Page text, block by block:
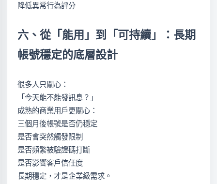
降低異常行為評分
六、從「能用」到「可持續」：長期
帳號穩定的底層設計
很多人只關心：
「今天能不能發訊息？」
成熟的商業用戶更關心：
三個月後帳號是否仍穩定
是否會突然觸發限制
是否頻繁被驗證碼打斷
是否影響客戶信任度
長期穩定，才是企業級需求。